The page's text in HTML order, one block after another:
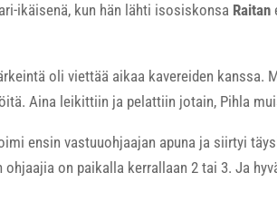
ikäisenä, kun hän lähti isosiskonsa Raitan
oli viettää aikaa kavereiden
Aina leikittiin ja pelattiin jotain, Pihla
ensin vastuuohjaajan apuna ja siirtyi
on paikalla kerrallaan 2 tai 3. Ja